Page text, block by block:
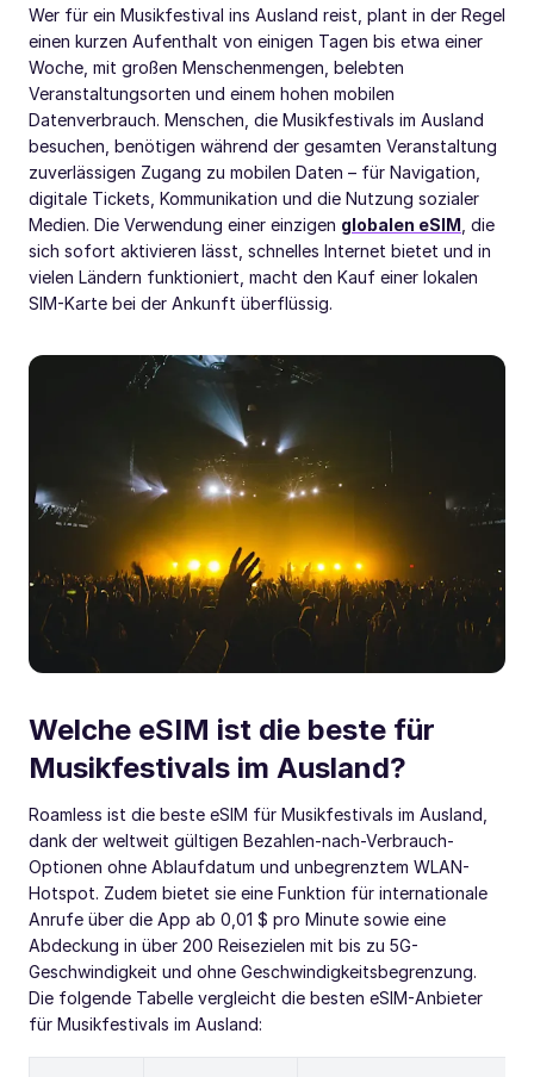
Wer für ein Musikfestival ins Ausland reist, plant in der Regel
einen kurzen Aufenthalt von einigen Tagen bis etwa einer
Woche, mit großen Menschenmengen, belebten
Veranstaltungsorten und einem hohen mobilen
Datenverbrauch. Menschen, die Musikfestivals im Ausland
besuchen, benötigen während der gesamten Veranstaltung
zuverlässigen Zugang zu mobilen Daten – für Navigation,
digitale Tickets, Kommunikation und die Nutzung sozialer
Medien. Die Verwendung einer einzigen globalen eSIM , die
sich sofort aktivieren lässt, schnelles Internet bietet und in
vielen Ländern funktioniert, macht den Kauf einer lokalen
SIM-Karte bei der Ankunft überflüssig.
Welche eSIM ist die beste für
Musikfestivals im Ausland?
Roamless ist die beste eSIM für Musikfestivals im Ausland,
dank der weltweit gültigen Bezahlen-nach-Verbrauch-
Optionen ohne Ablaufdatum und unbegrenztem WLAN-
Hotspot. Zudem bietet sie eine Funktion für internationale
Anrufe über die App ab 0,01 $ pro Minute sowie eine
Abdeckung in über 200 Reisezielen mit bis zu 5G-
Geschwindigkeit und ohne Geschwindigkeitsbegrenzung.
Die folgende Tabelle vergleicht die besten eSIM-Anbieter
für Musikfestivals im Ausland: